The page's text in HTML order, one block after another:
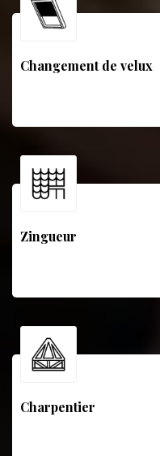
Changement de velux
Zingueur
Charpentier